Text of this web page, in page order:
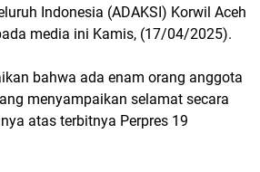
Indonesia (ADAKSI) Korwil Aceh
media ini Kamis, (17/04/2025).
bahwa ada enam orang anggota
menyampaikan selamat secara
atas terbitnya Perpres 19